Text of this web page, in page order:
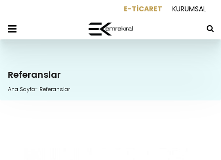
E-TİCARET KURUMSAL
Referanslar
Ana Sayfa- Referanslar